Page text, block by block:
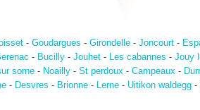
- Goudargues - Girondelle - Joncourt -
- Bucilly - Jouhet - Les cabannes - Jouy
sorne- Noailly- St perdoux- Campeaux-
- Desvres - Brionne- Lerne- Uitikon waldegg-